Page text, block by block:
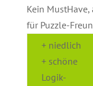
Kein
für Puzzle-
+ niedlich
+ schöne
Logik-